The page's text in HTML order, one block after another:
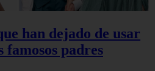
han dejado de usar
famosos padres